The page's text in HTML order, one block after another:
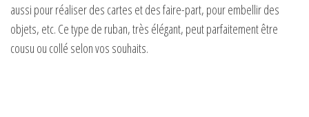
aussi pour réaliser des cartes et des faire-part, pour embellir des
objets, etc. Ce type de ruban, très élégant, peut parfaitement être
cousu ou collé selon vos souhaits.